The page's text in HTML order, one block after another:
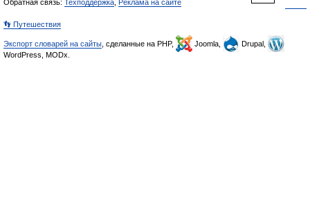
Обратная связь: Техподдержка Реклама на сайте
👣 Путешествия
Экспорт словарей на сайты , сделанные на PHP, Joomla,
Drupal,
WordPress, MODx.